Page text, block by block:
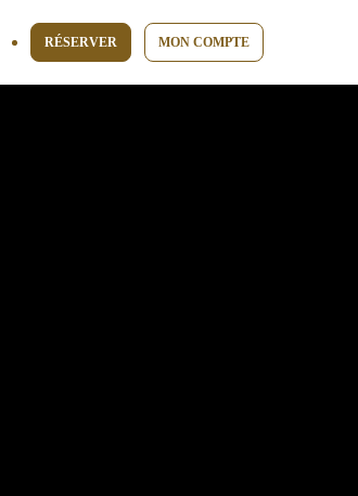
RÉSERVER MON COMPTE